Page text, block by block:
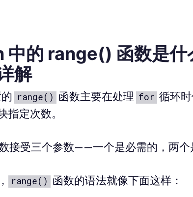
中的 range() 函数是
解
range() 函数主要在处理 for 循环
指定次数。
接受三个参数——一个是必需的，两个
range() 函数的语法就像下面这样：